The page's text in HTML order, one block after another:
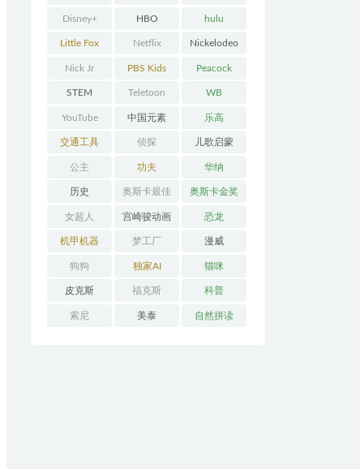
Network
Disney+ HBO hulu
Little Fox Netflix Nickelodeo
n
Nick Jr PBS Kids Peacock
STEM Teletoon WB
YouTube 中国元素 乐高
交通工具 侦探 儿歌启蒙
公主 功夫 华纳
历史 奥斯卡最佳
动画
奥斯卡金奖
女超人 宫崎骏动画 恐龙
机甲机器 梦工厂 漫威
狗狗 独家AI 猫咪
皮克斯 福克斯 科普
索尼 美泰 自然拼读